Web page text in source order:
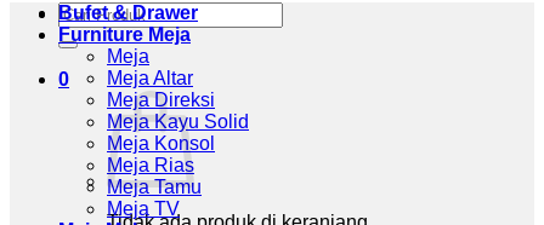
Pencarian
untuk:
0
Bufet & Drawer
Furniture Meja
Meja
Meja Altar
Meja Direksi
Meja Kayu Solid
Meja Konsol
Meja Rias
Meja Tamu
Meja TV